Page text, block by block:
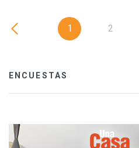
1 2
ENCUESTAS